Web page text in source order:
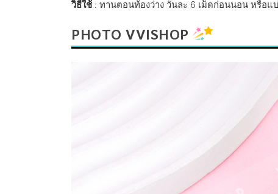
วิธีใช้: ทานตอนท้องว่าง วันละ 6 เม็ดก่อนนอน หรือแ
PHOTO VVISHOP